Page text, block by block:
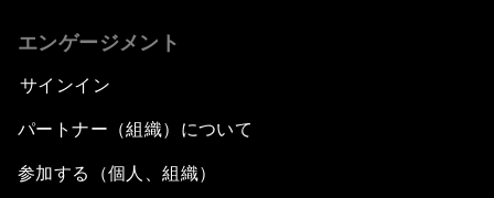
エンゲージメント
サインイン
パートナー（組織）について
参加する（個人、組織）